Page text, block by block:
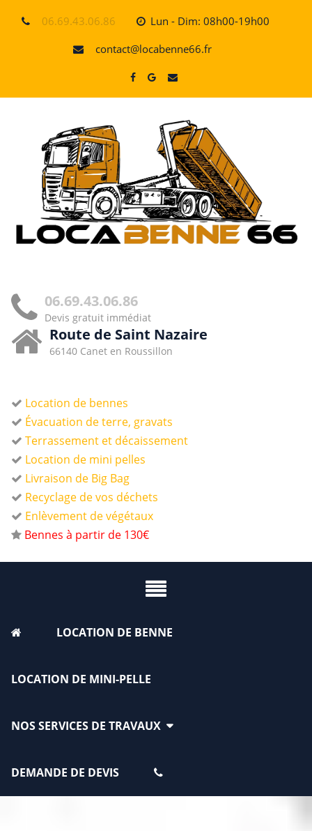
06.69.43.06.86
Lun - Dim: 08h00-19h00
contact@locabenne66.fr
06.69.43.06.86
Devis gratuit immédiat
Route de Saint Nazaire
66140 Canet en Roussillon
Location de bennes
Évacuation de terre, gravats
Terrassement et décaissement
Location de mini pelles
Livraison de Big Bag
Recyclage de vos déchets
Enlèvement de végétaux
Bennes à partir de 130€
LOCATION DE BENNE
LOCATION DE MINI-PELLE
NOS SERVICES DE TRAVAUX
DEMANDE DE DEVIS